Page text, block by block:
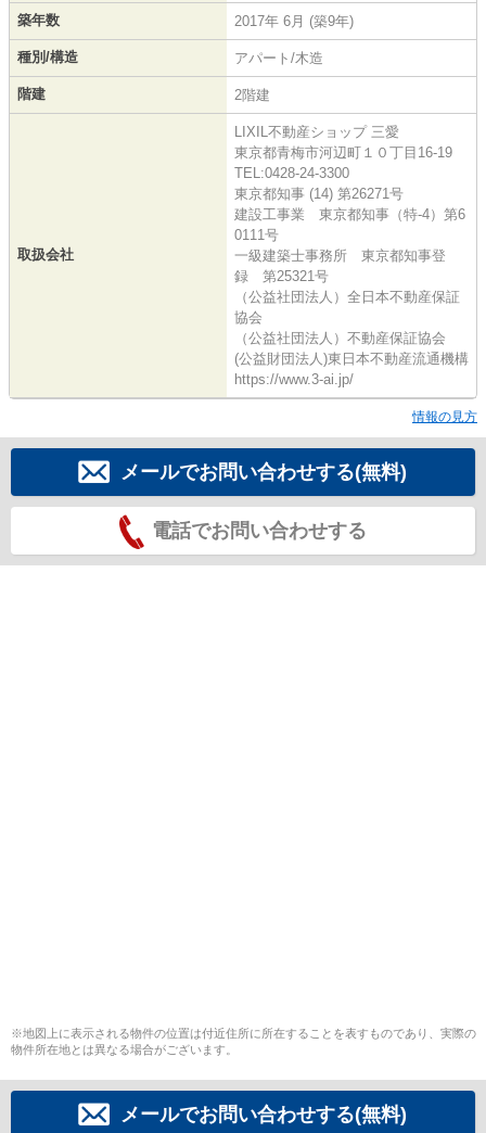
築年数 2017年 6月 (築9年)
種別/構造 アパート/木造
階建 2階建
取扱会社
LIXIL不動産ショップ 三愛
東京都青梅市河辺町１０丁目16-19
TEL:0428-24-3300
東京都知事 (14) 第26271号
建設工事業 東京都知事（特-4）第6
0111号
一級建築士事務所 東京都知事登
録 第25321号
（公益社団法人）全日本不動産保証
協会
（公益社団法人）不動産保証協会
(公益財団法人)東日本不動産流通機構
https://www.3-ai.jp/
情報の見方
メールでお問い合わせする(無料)
電話でお問い合わせする
※地図上に表示される物件の位置は付近住所に所在することを表すものであり、実際の
物件所在地とは異なる場合がございます。
メールでお問い合わせする(無料)